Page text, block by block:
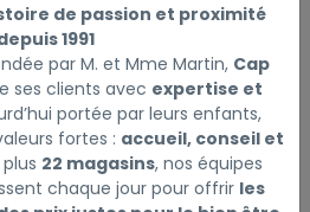
Beaphar est spécialement
avec le Diffuseur Calmant
la solution idéale pour
réduit le stress et les
grâce à la diffusion
de passion et proximité
1991
par M. et Mme Martin, Cap
ses clients avec expertise et
portée par leurs enfants,
fortes : accueil, conseil et
22 magasins, nos équipes
chaque jour pour offrir les